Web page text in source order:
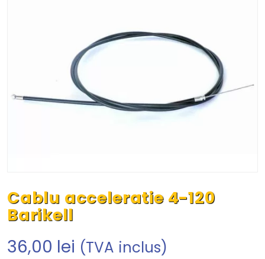
Cablu acceleratie 4-120
Barikell
36,00 lei (TVA inclus)